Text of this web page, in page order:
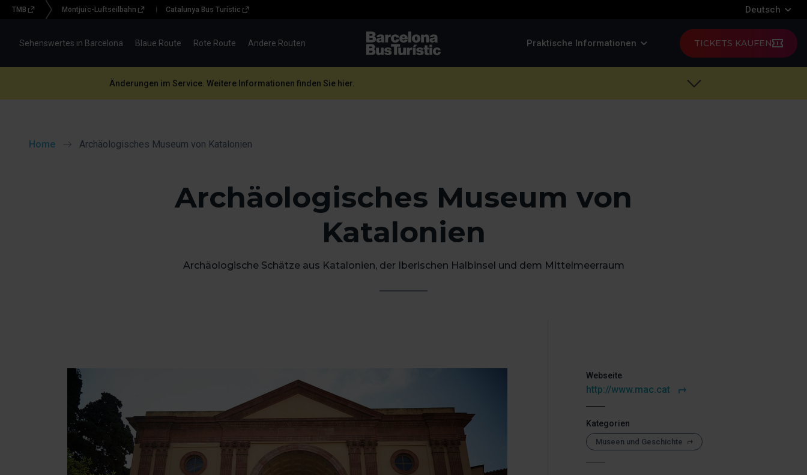
Menu
topbar
TMB Montjuïc-Luftseilbahn Catalunya Bus Turístic Deutsch
Sehenswertes in Barcelona Blaue Route Rote Route Andere Routen Praktische Informationen TICKETS KAUFEN
Änderungen im Service. Weitere Informationen finden Sie hier.
Home Archäologisches Museum von Katalonien
Archäologisches Museum von
Katalonien
Archäologische Schätze aus Katalonien, der Iberischen Halbinsel und dem Mittelmeerraum
Webseite
http://www.mac.cat
Kategorien
Museen und Geschichte